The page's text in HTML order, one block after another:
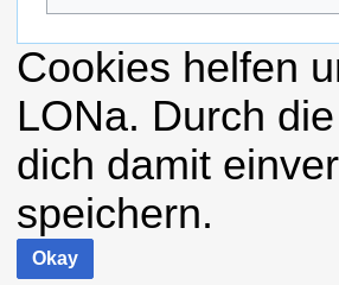
Cookies helfen
LONa. Durch
dich damit
speichern.
Okay